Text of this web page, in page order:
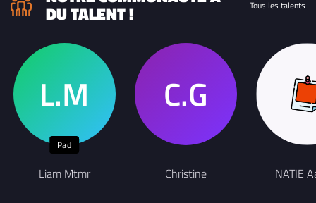
DU TALENT ! Tous les talents
Pad
Liam Mtmr Christine NATIE